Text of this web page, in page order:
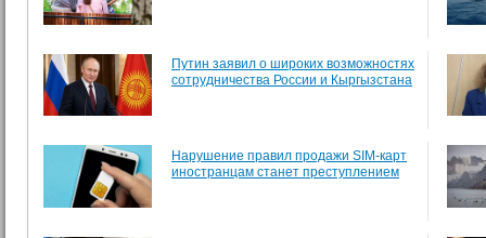
Путин заявил о широких возможностях
сотрудничества России и Кыргызстана
Нарушение правил продажи SIM-карт
иностранцам станет преступлением